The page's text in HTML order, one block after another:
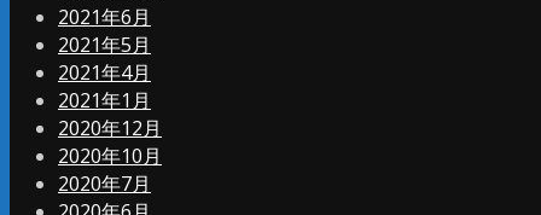
2021年6月
2021年5月
2021年4月
2021年1月
2020年12月
2020年10月
2020年7月